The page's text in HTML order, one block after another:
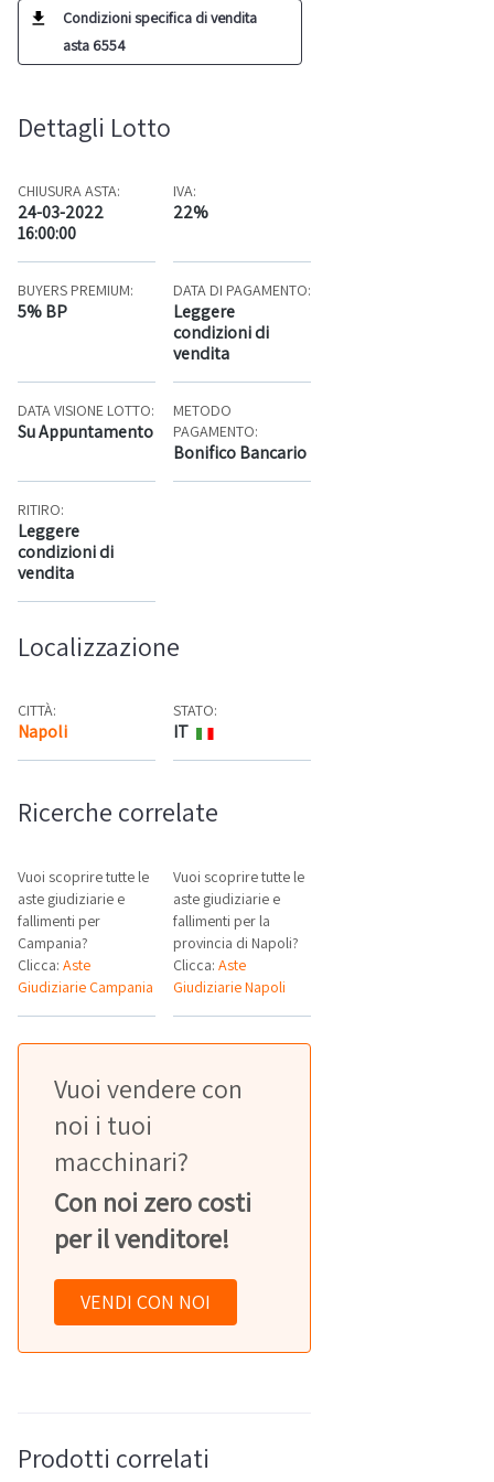
Condizioni specifica di vendita
asta 6554
Dettagli Lotto
CHIUSURA ASTA:
24-03-2022
16:00:00
IVA:
22%
BUYERS PREMIUM:
5% BP
DATA DI PAGAMENTO:
Leggere
condizioni di
vendita
DATA VISIONE LOTTO:
Su Appuntamento
METODO
PAGAMENTO:
Bonifico Bancario
RITIRO:
Leggere
condizioni di
vendita
Localizzazione
CITTÀ:
Napoli Mappa
STATO:
IT
Ricerche correlate
Vuoi scoprire tutte le
aste giudiziarie e
fallimenti per
Campania?
Clicca: Aste
Giudiziarie Campania
Vuoi scoprire tutte le
aste giudiziarie e
fallimenti per la
provincia di Napoli?
Clicca:Aste
Giudiziarie Napoli
Vuoi vendere con
noi i tuoi
macchinari?
Con noi zero costi
per il venditore!
VENDI CON NOI
Prodotti correlati